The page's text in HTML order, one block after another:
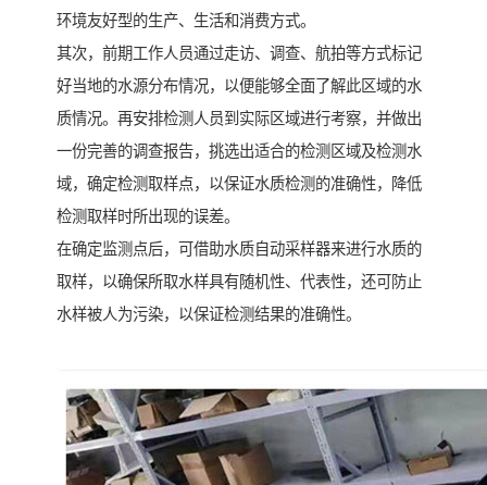
环境友好型的生产、生活和消费方式。
其次，前期工作人员通过走访、调查、航拍等方式标记
好当地的水源分布情况，以便能够全面了解此区域的水
质情况。再安排检测人员到实际区域进行考察，并做出
一份完善的调查报告，挑选出适合的检测区域及检测水
域，确定检测取样点，以保证水质检测的准确性，降低
检测取样时所出现的误差。
在确定监测点后，可借助水质自动采样器来进行水质的
取样，以确保所取水样具有随机性、代表性，还可防止
水样被人为污染，以保证检测结果的准确性。